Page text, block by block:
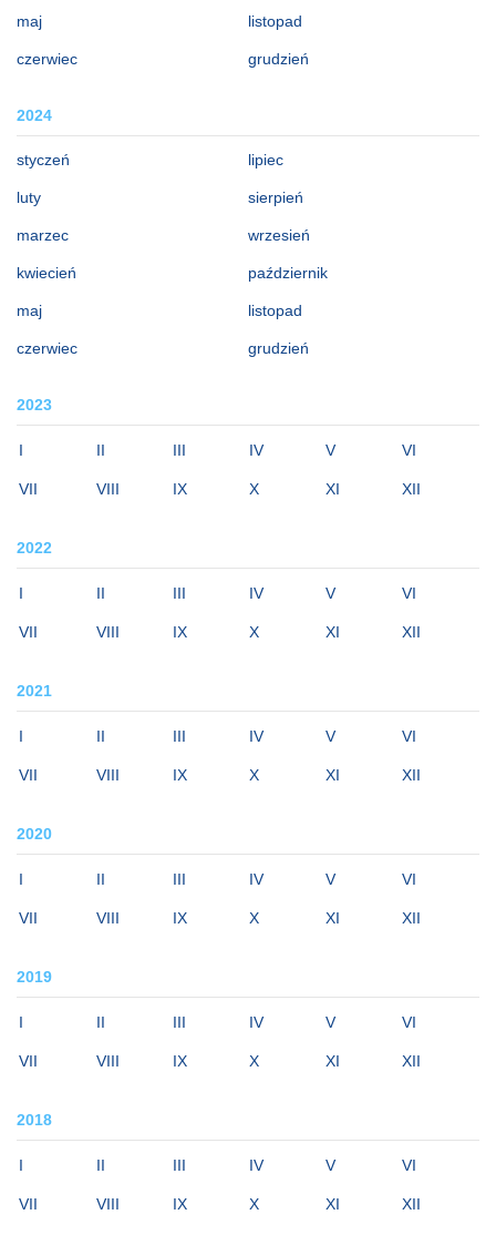
maj
czerwiec
listopad
grudzień
2024
styczeń
luty
marzec
kwiecień
maj
czerwiec
lipiec
sierpień
wrzesień
październik
listopad
grudzień
2023
I II III IV V VI
VII VIII IX X XI XII
2022
I II III IV V VI
VII VIII IX X XI XII
2021
I II III IV V VI
VII VIII IX X XI XII
2020
I II III IV V VI
VII VIII IX X XI XII
2019
I II III IV V VI
VII VIII IX X XI XII
2018
I II III IV V VI
VII VIII IX X XI XII